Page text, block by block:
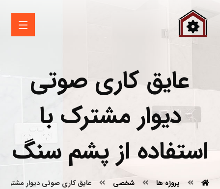
عایق کاری صوتی
دیوار مشترک با
استفاده از پشم سنگ
پروژه ها شخصی عایق کاری صوتی دیوار مشترک